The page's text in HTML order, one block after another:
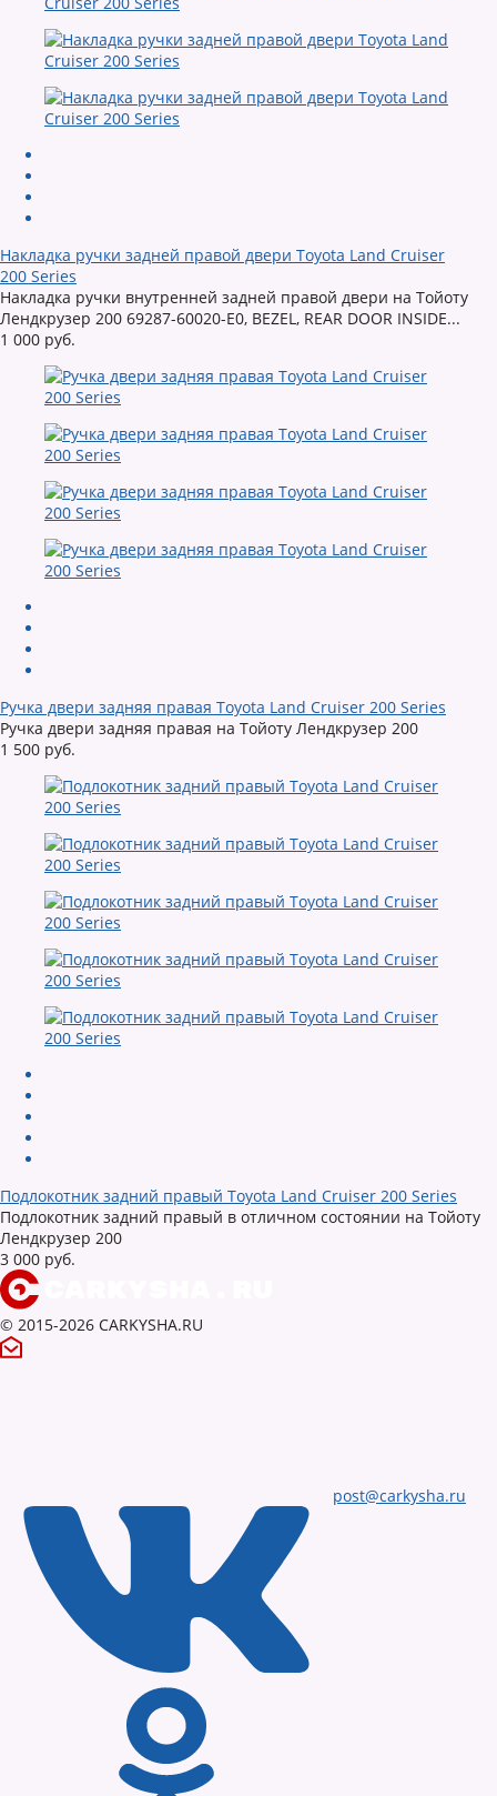
Накладка ручки задней правой двери Toyota Land Cruiser
200 Series
Накладка ручки внутренней задней правой двери на Тойоту
Лендкрузер 200 69287-60020-E0, BEZEL, REAR DOOR INSIDE...
1 000 руб.
Ручка двери задняя правая Toyota Land Cruiser 200 Series
Ручка двери задняя правая на Тойоту Лендкрузер 200
1 500 руб.
Подлокотник задний правый Toyota Land Cruiser 200 Series
Подлокотник задний правый в отличном состоянии на Тойоту
Лендкрузер 200
3 000 руб.
© 2015-2026 CARKYSHA.RU
post@carkysha.ru